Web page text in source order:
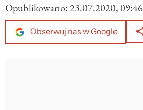
Opublikowano:23.07.2020, 09:46
Obserwuj nas w Google